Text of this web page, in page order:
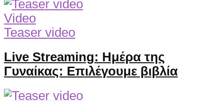
Video
Teaser video
Live Streaming: Ημέρα της
Γυναίκας: Επιλέγουμε βιβλία